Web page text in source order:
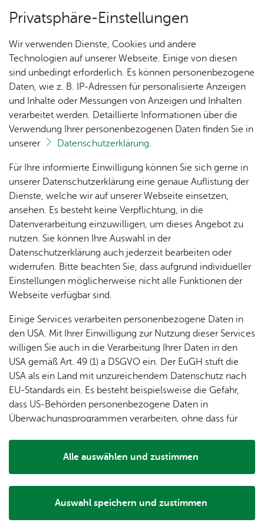
Un­se­re Ort­schaft
Ak­tu­
1250
Jahre
Ai­lin­
gen
chen­
markt
Mit­tei­
lungs­
blatt
Zah­
len,
Daten
& Fak­
ten
Ai­lin­
ger
Fe­ri­
en­
Ge­
schic
h­te
Orts­
vor­
& Ort­
schaft
s­rat
Ver­
eins­le­
ben
Lo­ka­le
Agen­
da
Ak­ti­on
mein­
sinn
Ai­lin­
gen
Öf­
fent­li­
Ein­
rich­
tun­
gen
Bil­der
Orts­
plan
Aus­bil­
dung
& of­fe­
Ver­an­stal­tun­gen
Ka­te­go­rie: Kin­der & Fa­mi­lie Thea­ter & Tanz
Thea­ter Bühne FN 5: 2. Auf­
füh­rung
Sonn­tag, 08. No­vem­ber 2026 , 16:30 Uhr
Die Bühne FN 5 lädt herzlich zur 2. Aufführung ein.
Ver­an­stal­tungs­ort & Ver­an­stal­ter
Ver­an­stal­tungs­ort
Ge­mein­de­haus Berg
Schul­stra­ße 10
88048 Fried­richs­ha­fen
Tel. +49 160 90708616 (Hal­len­ver­ga­be: +49
Bühne FN 5
88048 Fried­richs­ha­fen
Tel. +49 7541 56340
Privatsphäre-Einstellungen
Wir verwenden Dienste, Cookies und andere
Technologien auf unserer Webseite. Einige von diesen
sind unbedingt erforderlich. Es können personenbezogene
Daten, wie z. B. IP-Adressen für personalisierte Anzeigen
und Inhalte oder Messungen von Anzeigen und Inhalten
verarbeitet werden. Detaillierte Informationen über die
Verwendung Ihrer personenbezogenen Daten finden Sie in
unserer
Datenschutzerklärung.
Für Ihre informierte Einwilligung können Sie sich gerne in
unserer Datenschutzerklärung eine genaue Auflistung der
Dienste, welche wir auf unserer Webseite einsetzen,
ansehen. Es besteht keine Verpflichtung, in die
Datenverarbeitung einzuwilligen, um dieses Angebot zu
nutzen. Sie können Ihre Auswahl in der
Datenschutzerklärung auch jederzeit bearbeiten oder
widerrufen. Bitte beachten Sie, dass aufgrund individueller
Einstellungen möglicherweise nicht alle Funktionen der
Webseite verfügbar sind.
Einige Services verarbeiten personenbezogene Daten in
den USA. Mit Ihrer Einwilligung zur Nutzung dieser Services
willigen Sie auch in die Verarbeitung Ihrer Daten in den
USA gemäß Art. 49 (1) a DSGVO ein. Der EuGH stuft die
USA als ein Land mit unzureichendem Datenschutz nach
EU-Standards ein. Es besteht beispielsweise die Gefahr,
dass US-Behörden personenbezogene Daten in
Überwachungsprogrammen verarbeiten, ohne dass für
Auswahl speichern und zustimmen
Alle auswählen und zustimmen